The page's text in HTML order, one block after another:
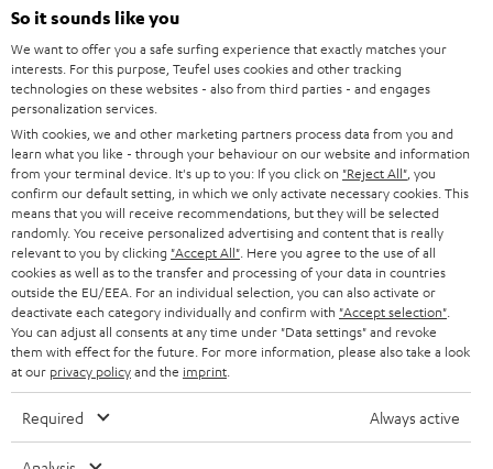
l
d
u
n
g
HEIMKINO-KOMPLETTANLAGEN
SOUNDBARS
SMART HOME
BLUETOOTH-LAUTSPRECHER
KOPFHÖRER
BLUETOOTH-KOPFHÖRER
STEREOANLAGEN
LAUTSPRECHER
ULTIMA-SERIE
KARRIERE
PRESSE & MARKETING
GESCHÄFTSKUNDEN
PARTNERPROGRAMM
BLOG
NEWSLETTER
STORES
DEINE VORTEILE BEI TEUFEL
Teufel Onlineshops
DEUTSCHLAND
ÖSTERREICH
SCHWEIZ
NIEDERLANDE
BELGIEN
POLEN
So it sounds like you
We want to offer you a safe surfing experience that exactly matches your
interests. For this purpose, Teufel uses cookies and other tracking
technologies on these websites - also from third parties - and engages
personalization services.
With cookies, we and other marketing partners process data from you and
learn what you like - through your behaviour on our website and information
from your terminal device. It's up to you: If you click on "Reject All" , you
confirm our default setting, in which we only activate necessary cookies. This
means that you will receive recommendations, but they will be selected
randomly. You receive personalized advertising and content that is really
relevant to you by clicking "Accept All" . Here you agree to the use of all
cookies as well as to the transfer and processing of your data in countries
outside the EU/EEA. For an individual selection, you can also activate or
deactivate each category individually and confirm with "Accept selection"
You can adjust all consents at any time under "Data settings" and revoke
them with effect for the future. For more information, please also take a look
at our privacy policyand the imprint
Required Always active